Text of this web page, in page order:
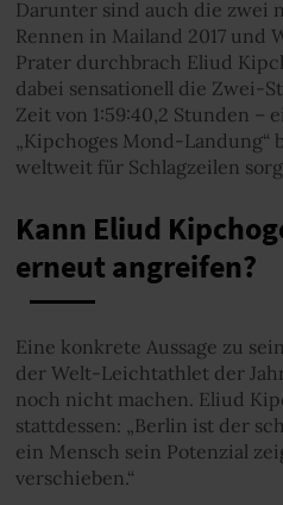
Darunter sind auch die zwei
Rennen in Mailand 2017 und
Prater durchbrach Eliud
dabei sensationell die Zwei-
Zeit von 1:59:40,2 Stunden –
„Kipchoges Mond-
weltweit für Schlagzeilen
Kann Eliud
erneut angreifen?
Eine konkrete Aussage zu
der Welt-Leichtathlet der
noch nicht machen. Eliud
stattdessen: „Berlin ist der
ein Mensch sein Potenzial
verschieben.“